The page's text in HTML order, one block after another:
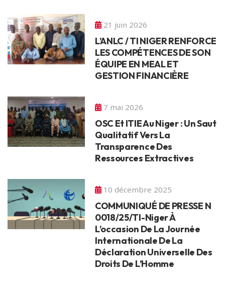
21 juin 2026
L’ANLC / TI NIGER RENFORCE
LES COMPÉTENCES DE SON
ÉQUIPE EN MEAL ET
GESTION FINANCIÈRE
7 mai 2026
OSC Et ITIE Au Niger : Un Saut
Qualitatif Vers La
Transparence Des
Ressources Extractives
10 décembre 2025
COMMUNIQUÉ DE PRESSE N
0018/25/TI-Niger À
L’occasion De La Journée
Internationale De La
Déclaration Universelle Des
Droits De L’Homme